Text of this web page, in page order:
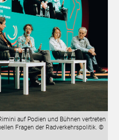
auf Podien und Bühnen vertreten
Fragen der Radverkehrspolitik. ©